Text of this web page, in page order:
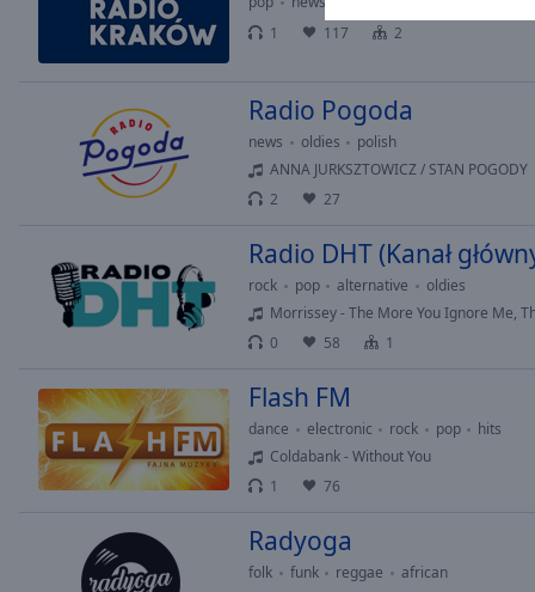
Reset
Done
Close
Modal
1
117 2
Radio Pogoda
news oldies
polish
ANNA JURKSZTOWICZ / STAN POGODY
2
27
Radio DHT (Kanał
rock pop alternative
oldies
Morrissey - The More You Ignore Me,
0
58 1
Flash FM
dance electronic rock pop
hits
Coldabank - Without You
1
76
Radyoga
folk funk reggae
african